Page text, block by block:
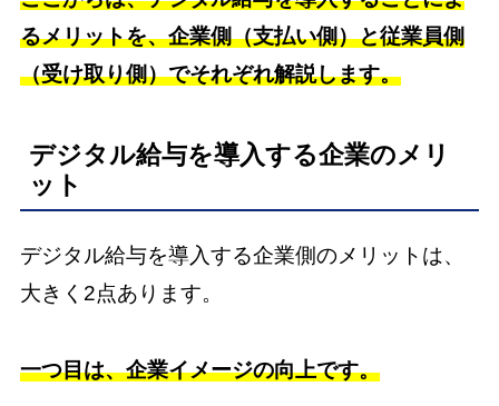
るメリットを、企業側（支払い側）と従業員側
（受け取り側）でそれぞれ解説します。
デジタル給与を導入する企業のメリ
ット
デジタル給与を導入する企業側のメリットは、
大きく2点あります。
一つ目は、企業イメージの向上です。